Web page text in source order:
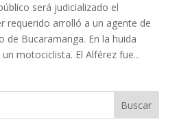
será judicializado el
requerido arrolló a un agente de
de Bucaramanga. En la huida
motociclista. El Alférez fue...
Buscar